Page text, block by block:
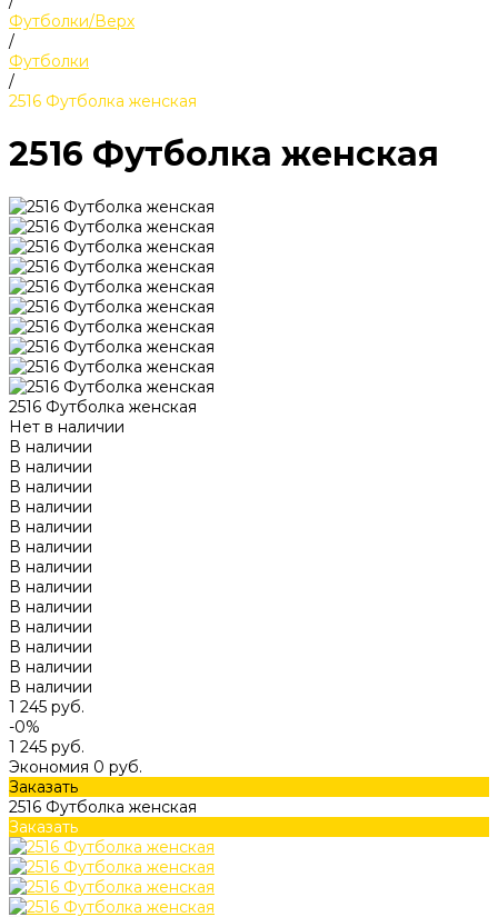
Футболки/Верх
/
Футболки
/
2516 Футболка женская
2516 Футболка женская
2516 Футболка женская
Нет в наличии
В наличии
В наличии
В наличии
В наличии
В наличии
В наличии
В наличии
В наличии
В наличии
В наличии
В наличии
В наличии
В наличии
1 245 руб.
-0%
1 245 руб.
Экономия 0 руб.
Заказать
2516 Футболка женская
Заказать